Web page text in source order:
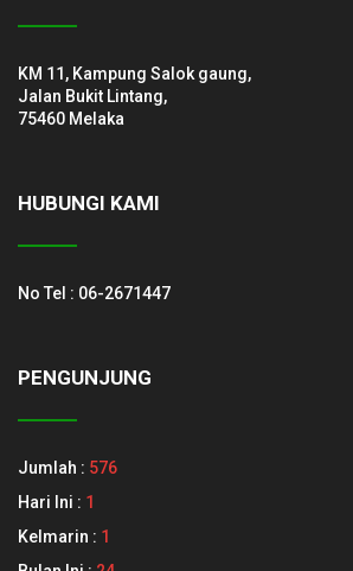
KM 11, Kampung Salok gaung,
Jalan Bukit Lintang,
75460 Melaka
HUBUNGI KAMI
No Tel : 06-2671447
PENGUNJUNG
Jumlah : 576
Hari Ini : 1
Kelmarin : 1